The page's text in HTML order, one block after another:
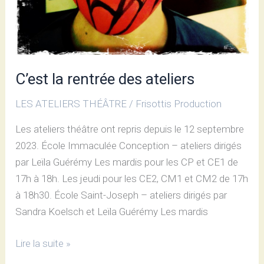
C’est la rentrée des ateliers
LES ATELIERS THÉÂTRE / Frisottis Production
Les ateliers théâtre ont repris depuis le 12 septembre
2023. École Immaculée Conception – ateliers dirigés
par Leïla Guérémy Les mardis pour les CP et CE1 de
17h à 18h. Les jeudi pour les CE2, CM1 et CM2 de 17h
à 18h30. École Saint-Joseph – ateliers dirigés par
Sandra Koelsch et Leïla Guérémy Les mardis
Lire la suite »